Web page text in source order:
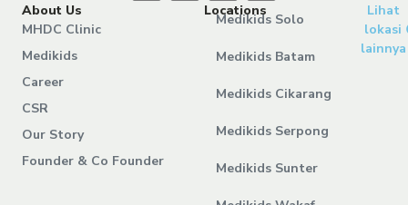
About Us
MHDC Clinic
Medikids
Career
CSR
Our Story
Founder & Co Founder
Locations
Medikids Solo
Medikids Batam
Medikids Cikarang
Medikids Serpong
Medikids Sunter
Lihat
lokasi
lainnya